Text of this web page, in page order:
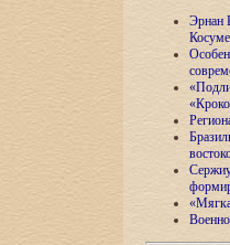
Эрнан